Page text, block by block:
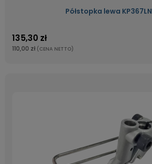
Półstopka lewa KP367LN
135,30 zł
110,00 zł (CENA NETTO)